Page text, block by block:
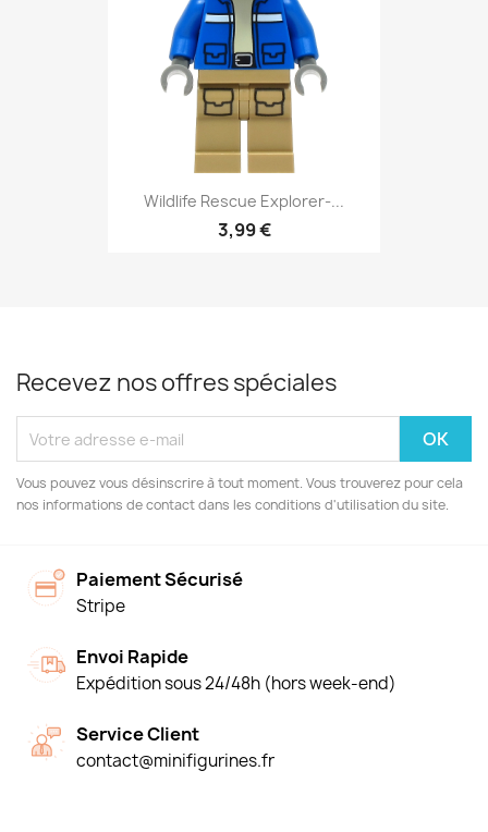
Wildlife Rescue Explorer-...
3,99 €
Recevez nos offres spéciales
Vous pouvez vous désinscrire à tout moment. Vous trouverez pour cela
nos informations de contact dans les conditions d'utilisation du site.
Paiement Sécurisé
Stripe
Envoi Rapide
Expédition sous 24/48h (hors week-end)
Service Client
contact@minifigurines.fr